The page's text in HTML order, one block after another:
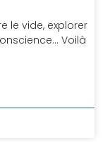
le vide, explorer
Voilà